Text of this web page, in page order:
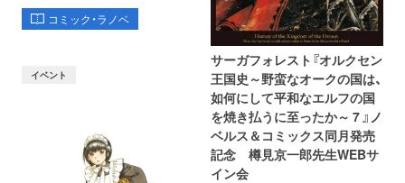
コミック・ラノベ
サーガフォレスト『オルクセン
王国史～野蛮なオークの国は、
如何にして平和なエルフの国
を焼き払うに至ったか～ 7 』ノ
ベルス＆コミックス同月発売
記念 樽見京一郎先生WEBサ
イン会
イベント